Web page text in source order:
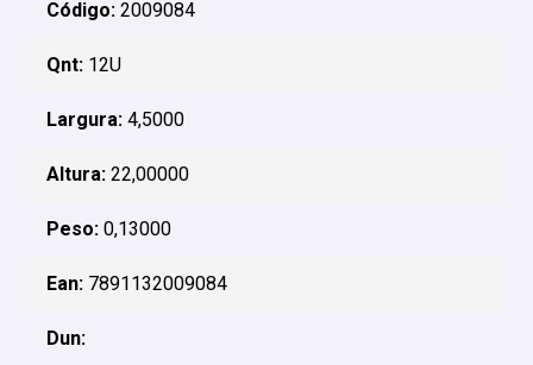
Código: 2009084
Qnt: 12U
Largura: 4,5000
Altura: 22,00000
Peso: 0,13000
Ean: 7891132009084
Dun: